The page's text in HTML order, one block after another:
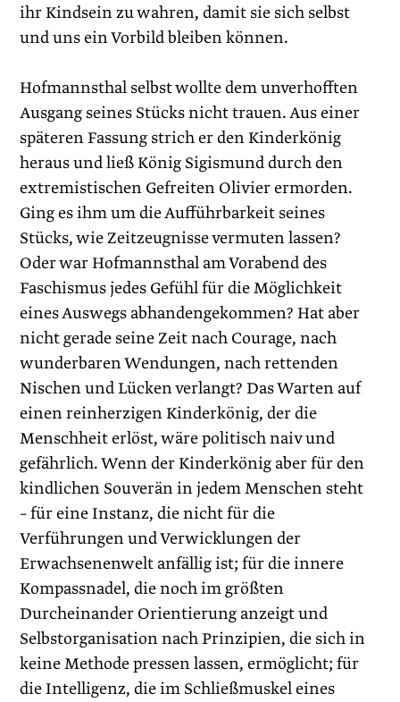
ihr Kindsein zu wahren, damit sie sich selbst
und uns ein Vorbild bleiben können.
Hofmannsthal selbst wollte dem unverhofften
Ausgang seines Stücks nicht trauen. Aus einer
späteren Fassung strich er den Kinderkönig
heraus und ließ König Sigismund durch den
extremistischen Gefreiten Olivier ermorden.
Ging es ihm um die Aufführbarkeit seines
Stücks, wie Zeitzeugnisse vermuten lassen?
Oder war Hofmannsthal am Vorabend des
Faschismus jedes Gefühl für die Möglichkeit
eines Auswegs abhandengekommen? Hat aber
nicht gerade seine Zeit nach Courage, nach
wunderbaren Wendungen, nach rettenden
Nischen und Lücken verlangt? Das Warten auf
einen reinherzigen Kinderkönig, der die
Menschheit erlöst, wäre politisch naiv und
gefährlich. Wenn der Kinderkönig aber für den
kindlichen Souverän in jedem Menschen steht
– für eine Instanz, die nicht für die
Verführungen und Verwicklungen der
Erwachsenenwelt anfällig ist; für die innere
Kompassnadel, die noch im größten
Durcheinander Orientierung anzeigt und
Selbstorganisation nach Prinzipien, die sich in
keine Methode pressen lassen, ermöglicht; für
die Intelligenz, die im Schließmuskel eines